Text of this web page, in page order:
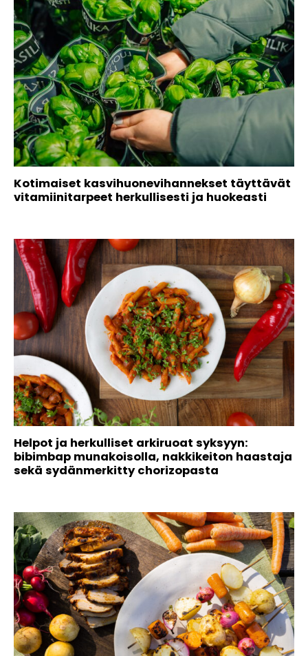
Kotimaiset kasvihuonevihannekset täyttävät
vitamiinitarpeet herkullisesti ja huokeasti
Helpot ja herkulliset arkiruoat syksyyn:
bibimbap munakoisolla, nakkikeiton haastaja
sekä sydänmerkitty chorizopasta